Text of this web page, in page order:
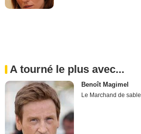
A tourné le plus avec...
Benoît Magimel
Le Marchand de sable